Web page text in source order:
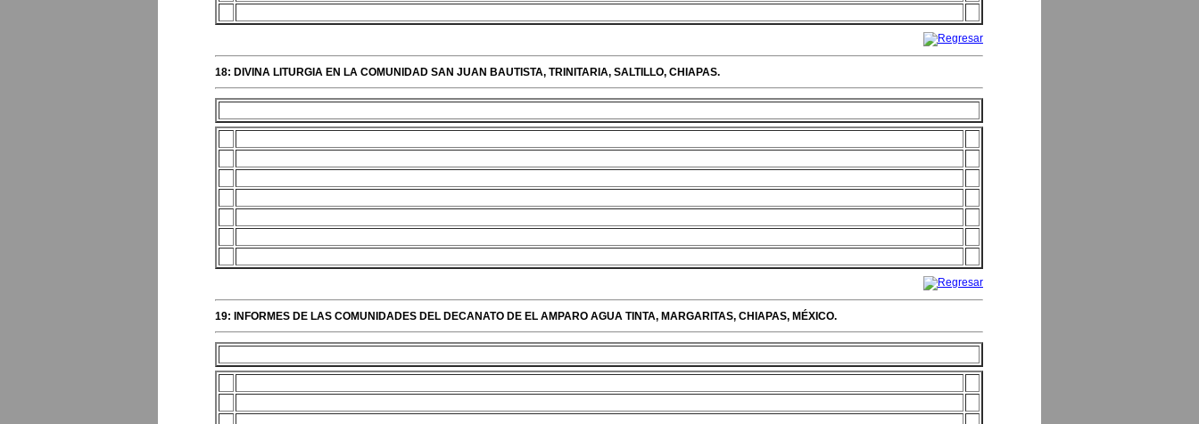
18: DIVINA LITURGIA EN LA COMUNIDAD SAN JUAN BAUTISTA, TRINITARIA, SALTILLO, CHIAPAS.
19: INFORMES DE LAS COMUNIDADES DEL DECANATO DE EL AMPARO AGUA TINTA, MARGARITAS, CHIAPAS, MÉXICO.